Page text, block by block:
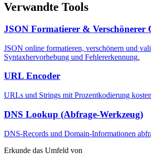
Verwandte Tools
JSON Formatierer & Verschönerer
JSON online formatieren, verschönern und
Syntaxhervorhebung und Fehlererkennung.
URL Encoder
URLs und Strings mit Prozentkodierung
DNS Lookup (Abfrage-Werkzeug)
DNS-Records und Domain-Informationen
Erkunde das Umfeld von